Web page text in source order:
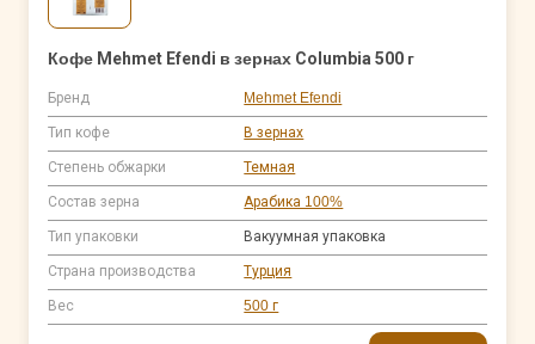
Кофе Mehmet Efendi в зернах Columbia 500 г
Бренд Mehmet Efendi
Тип кофе В зернах
Степень обжарки Темная
Состав зерна Арабика 100%
Тип упаковки Вакуумная упаковка
Страна производства Турция
Вес 500 г